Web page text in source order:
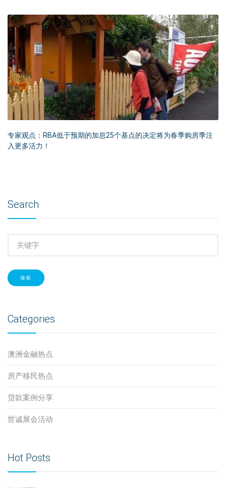
专家观点：RBA低于预期的加息25个基点的决定将为春季购房季注
入更多活力！
Search
搜索
Categories
澳洲金融热点
房产移民热点
贷款案例分享
世诚展会活动
Hot Posts